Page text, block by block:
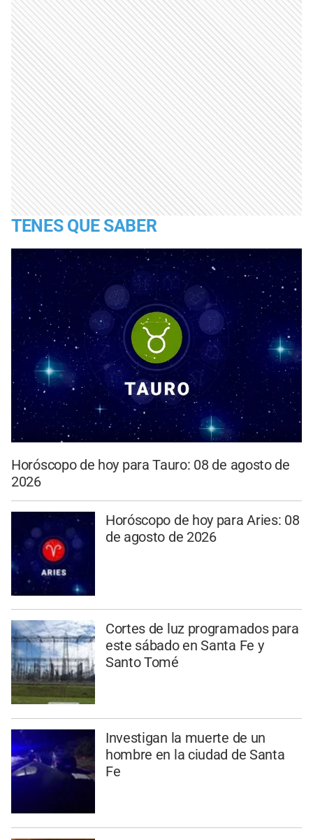
TENES QUE SABER
Horóscopo de hoy para Tauro: 08 de agosto de
2026
Horóscopo de hoy para Aries: 08
de agosto de 2026
Cortes de luz programados para
este sábado en Santa Fe y
Santo Tomé
Investigan la muerte de un
hombre en la ciudad de Santa
Fe